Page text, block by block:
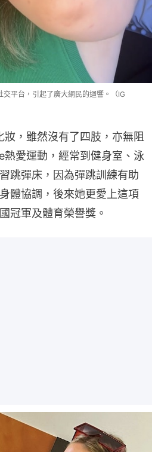
平台，引起了廣大網民的迴響。（IG
，雖然沒有了四肢，亦無阻
愛運動，經常到健身室、泳
跳彈床，因為彈跳訓練有助
體協調，後來她更愛上這項
冠軍及體育榮譽獎。